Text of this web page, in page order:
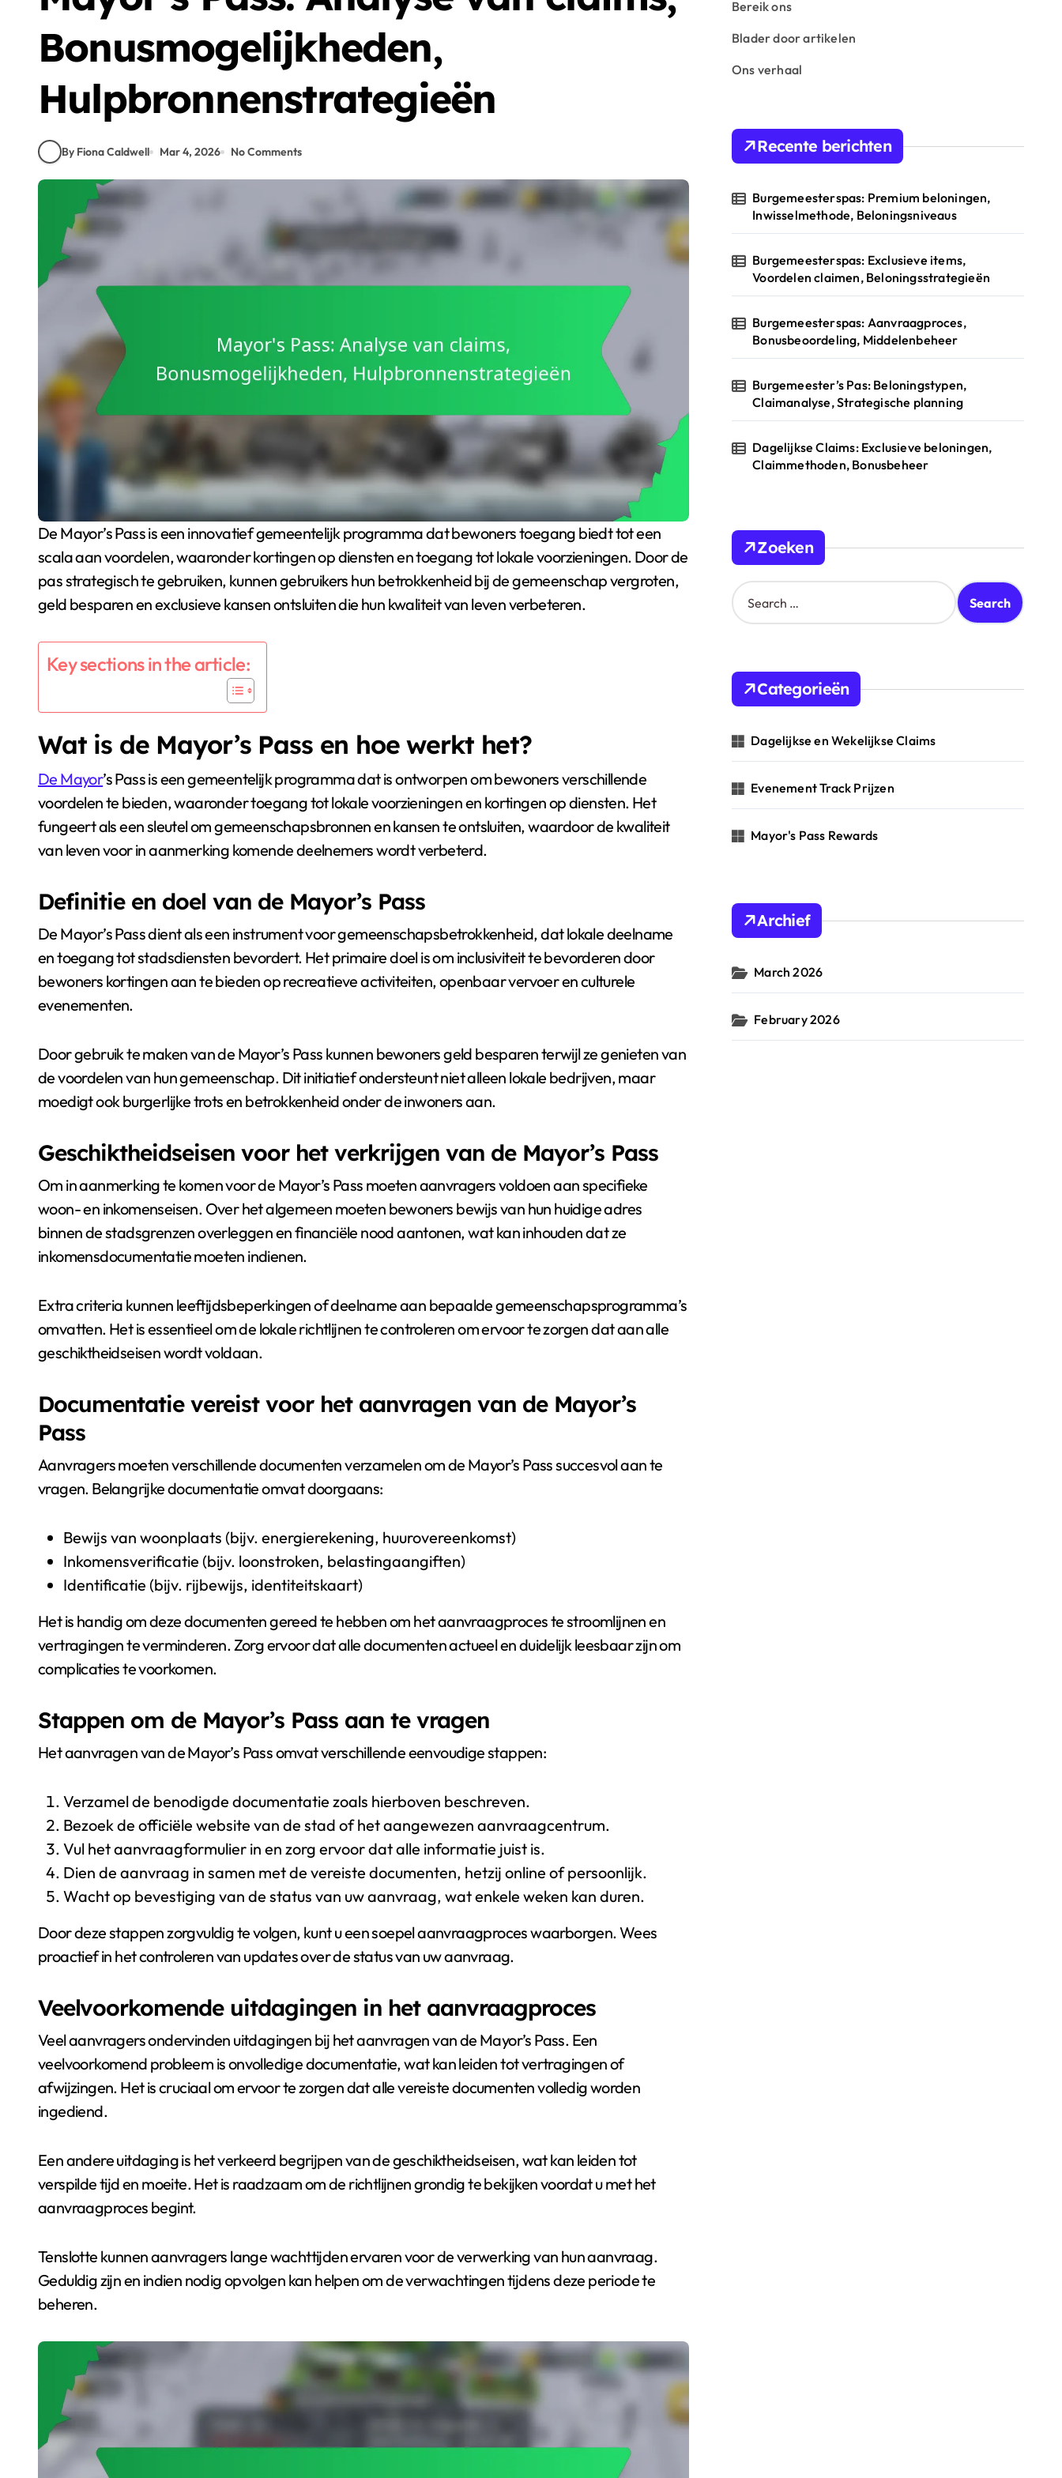
Bonusmogelijkheden,
Hulpbronnenstrategieën
By Fiona Caldwell Mar 4, 2026 No Comments
De Mayor’s Pass is een innovatief gemeentelijk programma dat bewoners toegang biedt tot een
scala aan voordelen, waaronder kortingen op diensten en toegang tot lokale voorzieningen. Door de
pas strategisch te gebruiken, kunnen gebruikers hun betrokkenheid bij de gemeenschap vergroten,
geld besparen en exclusieve kansen ontsluiten die hun kwaliteit van leven verbeteren.
Key sections in the article:
Wat is de Mayor’s Pass en hoe werkt het?
De Mayor’s Pass is een gemeentelijk programma dat is ontworpen om bewoners verschillende
voordelen te bieden, waaronder toegang tot lokale voorzieningen en kortingen op diensten. Het
fungeert als een sleutel om gemeenschapsbronnen en kansen te ontsluiten, waardoor de kwaliteit
van leven voor in aanmerking komende deelnemers wordt verbeterd.
Definitie en doel van de Mayor’s Pass
De Mayor’s Pass dient als een instrument voor gemeenschapsbetrokkenheid, dat lokale deelname
en toegang tot stadsdiensten bevordert. Het primaire doel is om inclusiviteit te bevorderen door
bewoners kortingen aan te bieden op recreatieve activiteiten, openbaar vervoer en culturele
evenementen.
Door gebruik te maken van de Mayor’s Pass kunnen bewoners geld besparen terwijl ze genieten van
de voordelen van hun gemeenschap. Dit initiatief ondersteunt niet alleen lokale bedrijven, maar
moedigt ook burgerlijke trots en betrokkenheid onder de inwoners aan.
Geschiktheidseisen voor het verkrijgen van de Mayor’s Pass
Om in aanmerking te komen voor de Mayor’s Pass moeten aanvragers voldoen aan specifieke
woon- en inkomenseisen. Over het algemeen moeten bewoners bewijs van hun huidige adres
binnen de stadsgrenzen overleggen en financiële nood aantonen, wat kan inhouden dat ze
inkomensdocumentatie moeten indienen.
Extra criteria kunnen leeftijdsbeperkingen of deelname aan bepaalde gemeenschapsprogramma’s
omvatten. Het is essentieel om de lokale richtlijnen te controleren om ervoor te zorgen dat aan alle
geschiktheidseisen wordt voldaan.
Documentatie vereist voor het aanvragen van de Mayor’s
Pass
Aanvragers moeten verschillende documenten verzamelen om de Mayor’s Pass succesvol aan te
vragen. Belangrijke documentatie omvat doorgaans:
Bewijs van woonplaats (bijv. energierekening, huurovereenkomst)
Inkomensverificatie (bijv. loonstroken, belastingaangiften)
Identificatie (bijv. rijbewijs, identiteitskaart)
Het is handig om deze documenten gereed te hebben om het aanvraagproces te stroomlijnen en
vertragingen te verminderen. Zorg ervoor dat alle documenten actueel en duidelijk leesbaar zijn om
complicaties te voorkomen.
Stappen om de Mayor’s Pass aan te vragen
Het aanvragen van de Mayor’s Pass omvat verschillende eenvoudige stappen:
Verzamel de benodigde documentatie zoals hierboven beschreven.
Bezoek de officiële website van de stad of het aangewezen aanvraagcentrum.
Vul het aanvraagformulier in en zorg ervoor dat alle informatie juist is.
Dien de aanvraag in samen met de vereiste documenten, hetzij online of persoonlijk.
Wacht op bevestiging van de status van uw aanvraag, wat enkele weken kan duren.
Door deze stappen zorgvuldig te volgen, kunt u een soepel aanvraagproces waarborgen. Wees
proactief in het controleren van updates over de status van uw aanvraag.
Veelvoorkomende uitdagingen in het aanvraagproces
Veel aanvragers ondervinden uitdagingen bij het aanvragen van de Mayor’s Pass. Een
veelvoorkomend probleem is onvolledige documentatie, wat kan leiden tot vertragingen of
afwijzingen. Het is cruciaal om ervoor te zorgen dat alle vereiste documenten volledig worden
ingediend.
Een andere uitdaging is het verkeerd begrijpen van de geschiktheidseisen, wat kan leiden tot
verspilde tijd en moeite. Het is raadzaam om de richtlijnen grondig te bekijken voordat u met het
aanvraagproces begint.
Tenslotte kunnen aanvragers lange wachttijden ervaren voor de verwerking van hun aanvraag.
Geduldig zijn en indien nodig opvolgen kan helpen om de verwachtingen tijdens deze periode te
beheren.
Bereik ons
Blader door artikelen
Ons verhaal
Recente berichten
Burgemeesterspas: Premium beloningen,
Inwisselmethode, Beloningsniveaus
Burgemeesterspas: Exclusieve items,
Voordelen claimen, Beloningsstrategieën
Burgemeesterspas: Aanvraagproces,
Bonusbeoordeling, Middelenbeheer
Burgemeester’s Pas: Beloningstypen,
Claimanalyse, Strategische planning
Dagelijkse Claims: Exclusieve beloningen,
Claimmethoden, Bonusbeheer
Zoeken
S
e
h
o
:
Categorieën
Dagelijkse en Wekelijkse Claims
Evenement Track Prijzen
Mayor's Pass Rewards
Archief
March 2026
February 2026